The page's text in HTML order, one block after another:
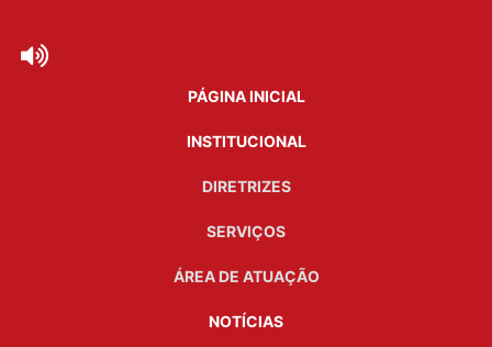
PÁGINA INICIAL
INSTITUCIONAL
DIRETRIZES
SERVIÇOS
ÁREA DE ATUAÇÃO
NOTÍCIAS